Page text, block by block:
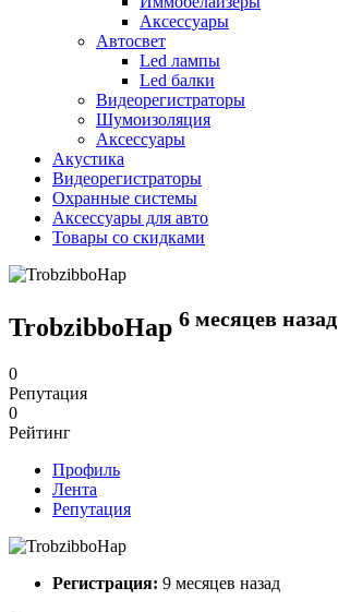
Аксессуары
Автосвет
Led лампы
Led балки
Видеорегистраторы
Шумоизоляция
Аксессуары
Акустика
Видеорегистраторы
Охранные системы
Аксессуары для авто
Товары со скидками
TrobzibboHap 6 месяцев назад
0
Репутация
0
Рейтинг
Профиль
Лента
Репутация
Регистрация: 9 месяцев назад